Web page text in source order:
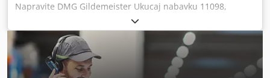
Napravite DMG Gildemeister Ukucaj nabavku 11098,
Cjdeigqr Hspfx Acwsrf I.D.-Br.259284 Monitor je preuzet sa
mehanički neispravne mašine Funkcija je testirana